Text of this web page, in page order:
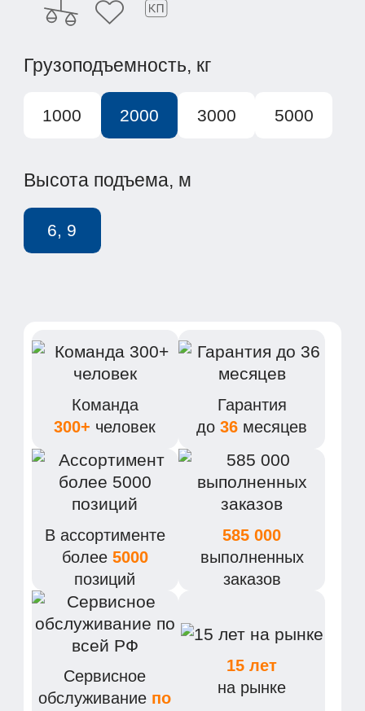
Грузоподъемность, кг
1000 2000 3000 5000
Высота подъема, м
6, 9
Команда
300+ человек
Гарантия
до36 месяцев
В ассортименте
более 5000
позиций
585 000
выполненных
заказов
Сервисное
обслуживание по
15 лет
на рынке